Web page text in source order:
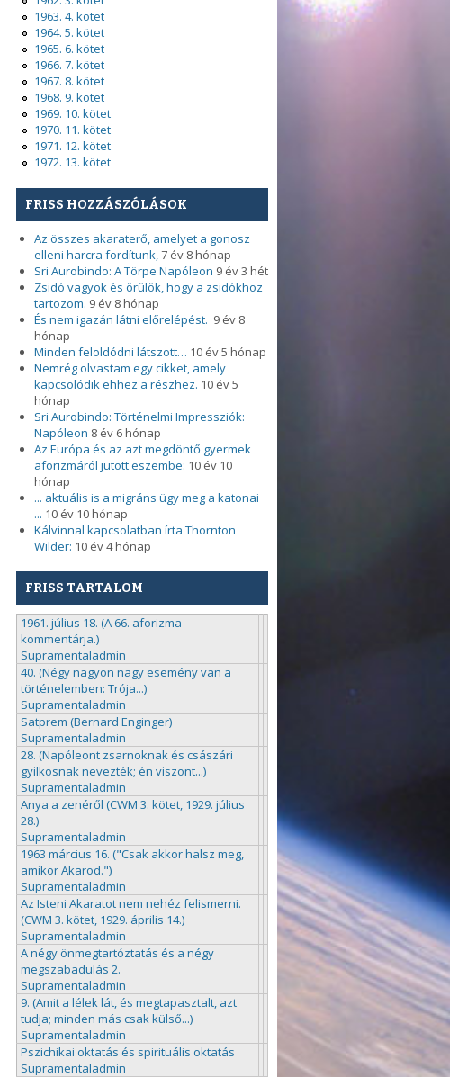
1963. 4. kötet
1964. 5. kötet
1965. 6. kötet
1966. 7. kötet
1967. 8. kötet
1968. 9. kötet
1969. 10. kötet
1970. 11. kötet
1971. 12. kötet
1972. 13. kötet
FRISS HOZZÁSZÓLÁSOK
Az összes akaraterő, amelyet a gonosz
elleni harcra fordítunk, 7 év 8 hónap
Sri Aurobindo: A Törpe Napóleon 9 év 3 hét
Zsidó vagyok és örülök, hogy a zsidókhoz
tartozom. 9 év 8 hónap
És nem igazán látni előrelépést. 9 év 8
hónap
Minden feloldódni látszott… 10 év 5 hónap
Nemrég olvastam egy cikket, amely
kapcsolódik ehhez a részhez. 10 év 5
hónap
Sri Aurobindo: Történelmi Impressziók:
Napóleon 8 év 6 hónap
Az Európa és az azt megdöntő gyermek
aforizmáról jutott eszembe: 10 év 10
hónap
... aktuális is a migráns ügy meg a katonai
... 10 év 10 hónap
Kálvinnal kapcsolatban írta Thornton
Wilder: 10 év 4 hónap
FRISS TARTALOM
1961. július 18. (A 66. aforizma
kommentárja.)
Supramentaladmin
40. (Négy nagyon nagy esemény van a
történelemben: Trója...)
Supramentaladmin
Satprem (Bernard Enginger)
Supramentaladmin
28. (Napóleont zsarnoknak és császári
gyilkosnak nevezték; én viszont...)
Supramentaladmin
Anya a zenéről (CWM 3. kötet, 1929. július
28.)
Supramentaladmin
1963 március 16. ("Csak akkor halsz meg,
amikor Akarod.")
Supramentaladmin
Az Isteni Akaratot nem nehéz felismerni.
(CWM 3. kötet, 1929. április 14.)
Supramentaladmin
A négy önmegtartóztatás és a négy
megszabadulás 2.
Supramentaladmin
9. (Amit a lélek lát, és megtapasztalt, azt
tudja; minden más csak külső...)
Supramentaladmin
Pszichikai oktatás és spirituális oktatás
Supramentaladmin